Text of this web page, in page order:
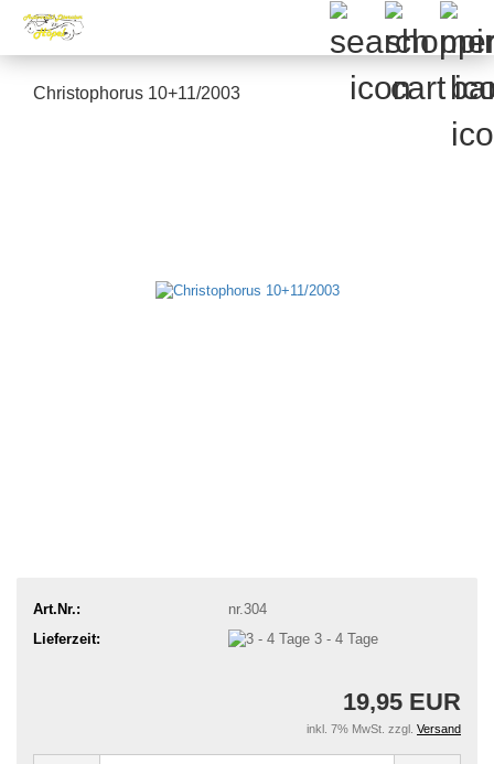
Christophorus 10+11/2003
Art.Nr.:
nr.304
Lieferzeit:
3 - 4 Tage
19,95 EUR
inkl. 7% MwSt. zzgl. Versand